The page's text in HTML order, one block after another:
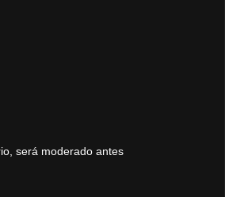
será moderado antes